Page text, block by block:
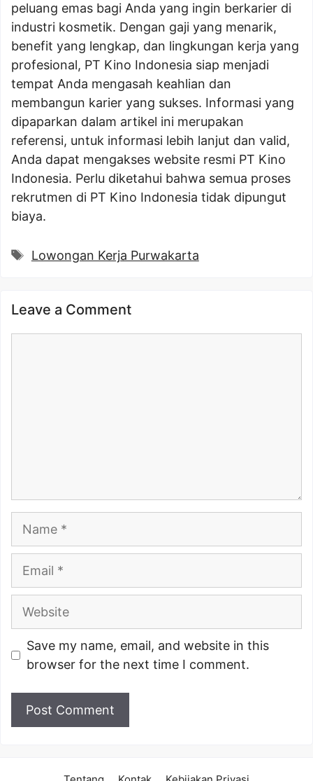
peluang emas bagi Anda yang ingin berkarier di
industri kosmetik. Dengan gaji yang menarik,
benefit yang lengkap, dan lingkungan kerja yang
profesional, PT Kino Indonesia siap menjadi
tempat Anda mengasah keahlian dan
membangun karier yang sukses. Informasi yang
dipaparkan dalam artikel ini merupakan
referensi, untuk informasi lebih lanjut dan valid,
Anda dapat mengakses website resmi PT Kino
Indonesia. Perlu diketahui bahwa semua proses
rekrutmen di PT Kino Indonesia tidak dipungut
biaya.
Tags
Lowongan Kerja Purwakarta
Leave a Comment
Website
Save my name, email, and website in this
browser for the next time I comment.